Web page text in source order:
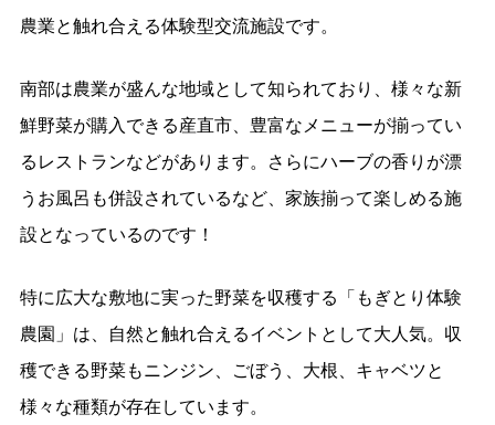
農業と触れ合える体験型交流施設です。
南部は農業が盛んな地域として知られており、様々な新
鮮野菜が購入できる産直市、豊富なメニューが揃ってい
るレストランなどがあります。さらにハーブの香りが漂
うお風呂も併設されているなど、家族揃って楽しめる施
設となっているのです！
特に広大な敷地に実った野菜を収穫する「もぎとり体験
農園」は、自然と触れ合えるイベントとして大人気。収
穫できる野菜もニンジン、ごぼう、大根、キャベツと
様々な種類が存在しています。